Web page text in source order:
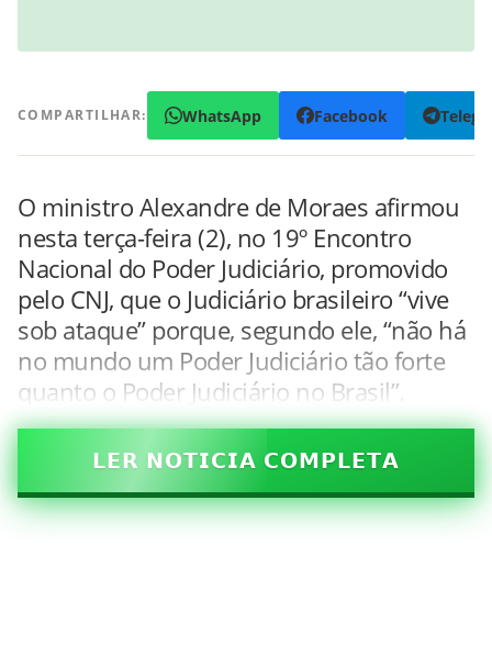
COMPARTILHAR: WhatsApp Facebook
O ministro Alexandre de Moraes afirmou
nesta terça-feira (2), no 19º Encontro
Nacional do Poder Judiciário, promovido
pelo CNJ, que o Judiciário brasileiro “vive
sob ataque” porque, segundo ele, “não há
no mundo um Poder Judiciário tão forte
quanto o Poder Judiciário no Brasil”.
𝗟𝗘𝗥 𝗡𝗢𝗧𝗜𝗖𝗜𝗔 𝗖𝗢𝗠𝗣𝗟𝗘𝗧𝗔